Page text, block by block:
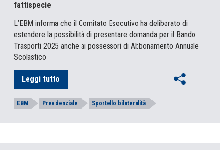
fattispecie
L’EBM informa che il Comitato Esecutivo ha deliberato di
estendere la possibilità di presentare domanda per il Bando
Trasporti 2025 anche ai possessori di Abbonamento Annuale
Scolastico
Leggi tutto
EBM Previdenziale Sportello bilateralità